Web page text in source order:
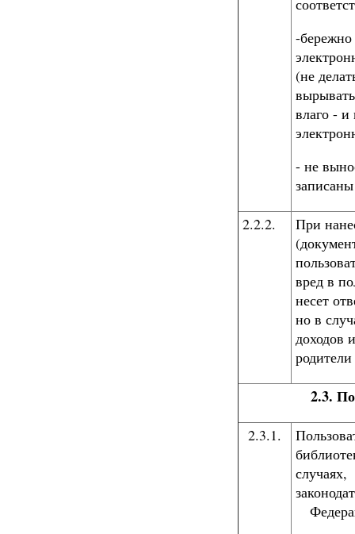
-
(не
влаго -
- не
2.2.2.
При
вред в
несет
но в
доходов
2.3.
2.3.1.